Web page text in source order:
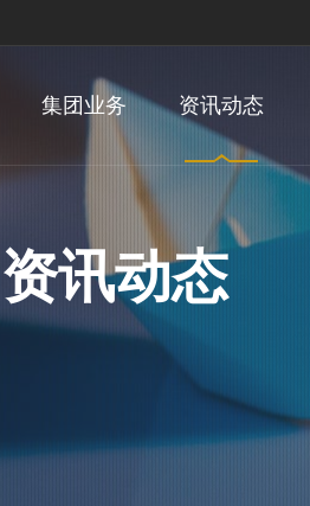
集团业务 资讯动态
资讯动态